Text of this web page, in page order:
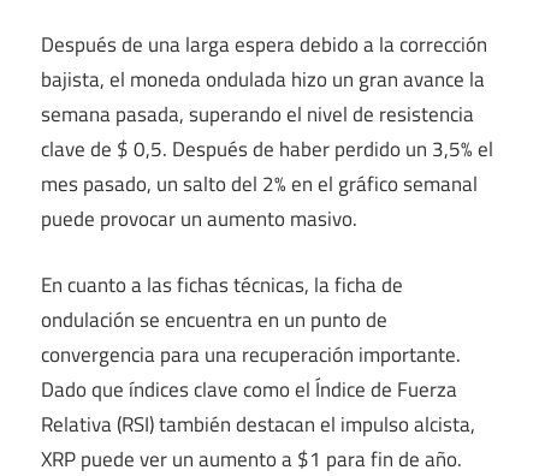
Después de una larga espera debido a la corrección
bajista, el moneda onduladahizo un gran avance la
semana pasada, superando el nivel de resistencia
clave de $ 0,5. Después de haber perdido un 3,5% el
mes pasado, un salto del 2% en el gráfico semanal
puede provocar un aumento masivo.
En cuanto a las fichas técnicas, laficha de
ondulaciónse encuentra en un punto de
convergencia para una recuperación importante.
Dado que índices clave como el Índice de Fuerza
Relativa (RSI) también destacan el impulso alcista,
XRP puede ver un aumento a $1 para fin de año.